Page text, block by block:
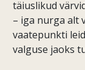
täiuslikud
– iga nurga alt
vaatepunkti
valguse jaoks